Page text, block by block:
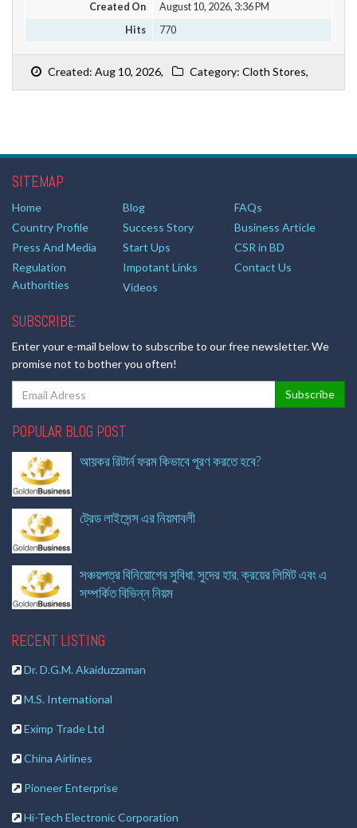
Created On
August 10, 2026, 3:36 PM
Hits
770
Created: Aug 10, 2026, Category: Cloth Stores,
SITEMAP
Home Blog
FAQs
Country Profile
Success Story
Business Article
Press And Media
Start Ups
CSR in BD
Regulation
Authorities
Impotant Links
Contact Us
Videos
SUBSCRIBE
Enter your e-mail below to subscribe to our free newsletter. We
promise not to bother you often!
POPULAR BLOG POST
আয়কর রিটার্ন ফরম কিভাবে পূরণ করতে হবে?
ট্রেড লাইসেন্স এর নিয়মাবলী
সঞ্চয়পত্র বিনিয়োগের সুবিধা, সুদের হার, ক্রয়ের লিমিট এবং এ
সম্পর্কিত বিভিন্ন নিয়ম
RECENT LISTING
Dr. D.G.M. Akaiduzzaman
M.S. International
Eximp Trade Ltd
China Airlines
Pioneer Enterprise
Hi-Tech Electronic Corporation